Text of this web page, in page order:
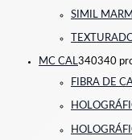
SIMIL
MC CAL340340
FIBRA DE